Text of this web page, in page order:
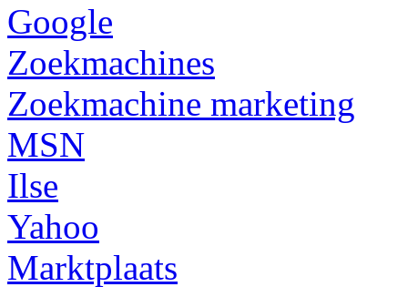
Google
Zoekmachines
Zoekmachine marketing
MSN
Ilse
Yahoo
Marktplaats